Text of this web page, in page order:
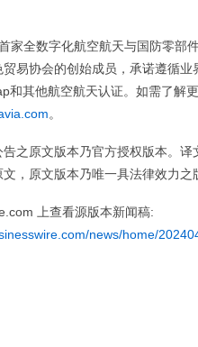
家全数字化航空航天与国防零部
易协会的创始成员，承诺遵循业
和其他航空航天认证。如需了解
。
之原文版本乃官方授权版本。译
，原文版本乃唯一具法律效力之
上查看源版本新闻稿:
news/home/